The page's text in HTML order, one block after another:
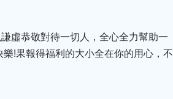
虛恭敬對待一切人，全心全力幫助一
!果報得福利的大小全在你的用心，不